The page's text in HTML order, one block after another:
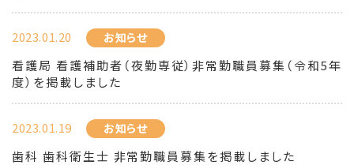
2023.01.20 お知らせ
看護局 看護補助者（夜勤専従）非常勤職員募集（令和5年
度）を掲載しました
2023.01.19 お知らせ
歯科 歯科衛生士 非常勤職員募集を掲載しました